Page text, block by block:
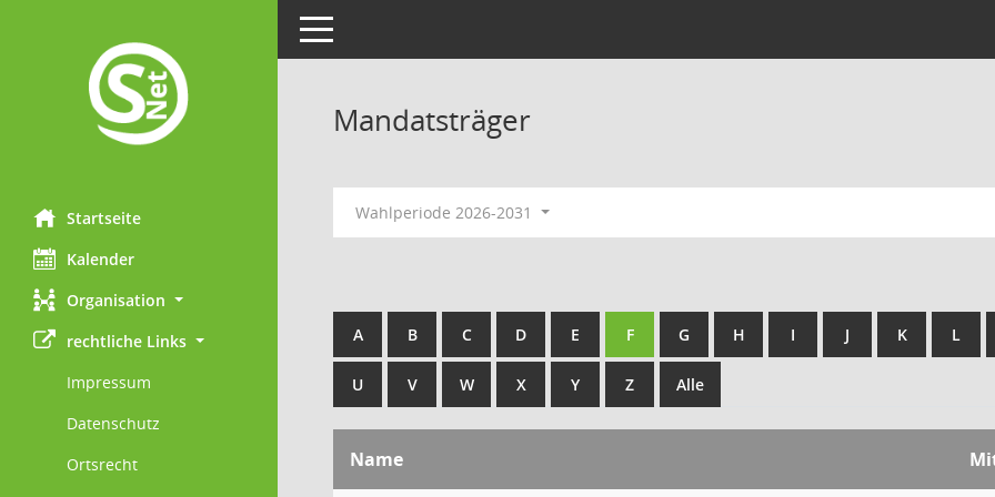
Startseite
Kalender
Organisation
rechtliche Links
Impressum
Datenschutz
Ortsrecht
Toggle navigation
Mandatsträger
Wahlperiode 2026-2031
A B C D E F G H I J K L
U V W X Y Z Alle
Name